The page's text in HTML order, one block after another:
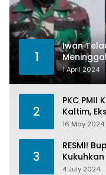
1
Iwan
1 April 2024
2
PKC PMII
Kaltim,
Menelan
16 May 2024
3
RESMI!
Kukuhkan
4 July 2024